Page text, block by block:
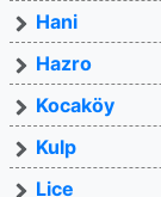
Hani
Hazro
Kocaköy
Kulp
Lice